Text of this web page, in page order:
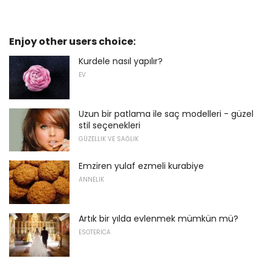
Enjoy other users choice:
Kurdele nasıl yapılır?
EV
Uzun bir patlama ile saç modelleri - güzel
stil seçenekleri
GÜZELLIK VE SAĞLIK
Emziren yulaf ezmeli kurabiye
ANNELIK
Artık bir yılda evlenmek mümkün mü?
ESOTERICA